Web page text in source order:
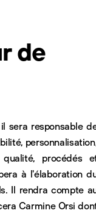
de
sera responsable
procédés
à l'élaboration
Il rendra compte
Carmine Orsi